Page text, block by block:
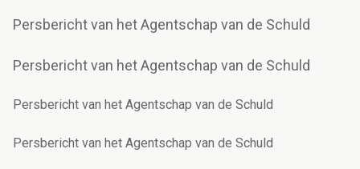
Persbericht van het Agentschap van de Schuld
Persbericht van het Agentschap van de Schuld
Persbericht van het Agentschap van de Schuld
Persbericht van het Agentschap van de Schuld